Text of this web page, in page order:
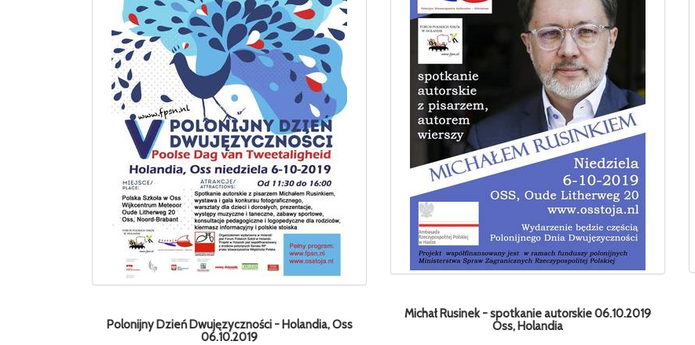
Polonijny Dzień Dwujęzyczności - Holandia, Oss
06.10.2019
Michał Rusinek - spotkanie autorskie 06.10.2019
Oss, Holandia